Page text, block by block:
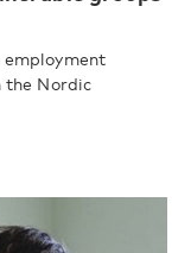
employment
the Nordic